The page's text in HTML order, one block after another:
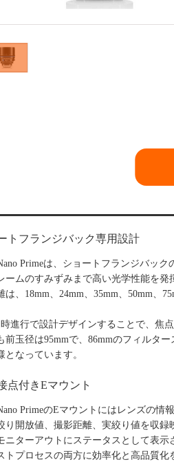
トフランジバック専用設計
Primeは、ショートフランジバッ
ームのすみずみまで高い光学性能を発
は、18mm、24mm、35mm、50mm、
進行で設計デザインすることで、焦
前玉径は95mmで、86mmのフィルタ
となっています。
点付きEマウント
PrimeのEマウントにはレンズの
り開放値、撮影距離、実絞り値を収
ニターアウトにステータスとして表
トプロセスの両方に効率化と高品質化